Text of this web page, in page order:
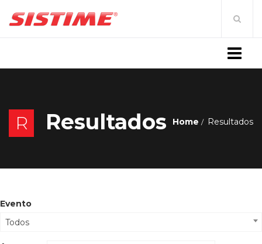
R Resultados Home Resultados
Evento
Todos